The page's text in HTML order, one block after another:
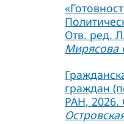
Отв. ред.
Мирясова
граждан
РАН, 2026.